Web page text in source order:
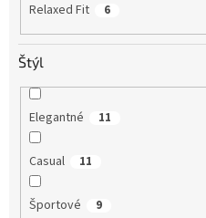
Relaxed Fit 6
Štýl
Elegantné 11
Casual 11
Športové 9